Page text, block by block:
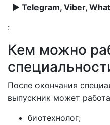
► Telegram, Viber,
:
Кем можно
После окончания
выпускник может
биотехнолог;